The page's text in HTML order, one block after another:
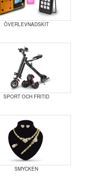
ÖVERLEVNADSKIT
SPORT OCH FRITID
SMYCKEN